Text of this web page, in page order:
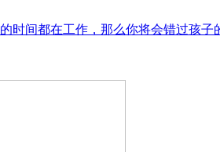
时间都在工作，那么你将会错过孩